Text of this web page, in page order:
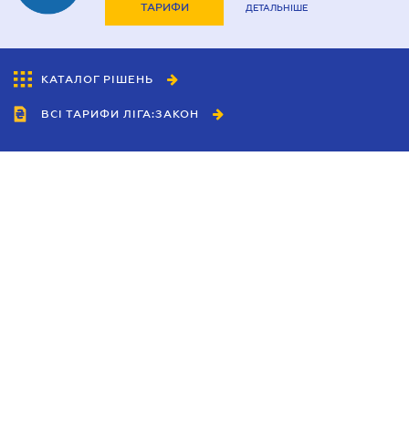
ТАРИФИ ДЕТАЛЬНІШЕ
КАТАЛОГ РІШЕНЬ
ВСІ ТАРИФИ ЛІГА:ЗАКОН